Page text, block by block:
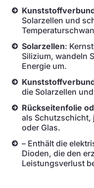
Solarzellen und
Solarzellen:
Silizium, wandeln
Energie um.
die Solarzellen
Rückseitenfolie
als Schutzschicht,
oder Glas.
– Enthält die
Dioden, die den
Leistungsverlust